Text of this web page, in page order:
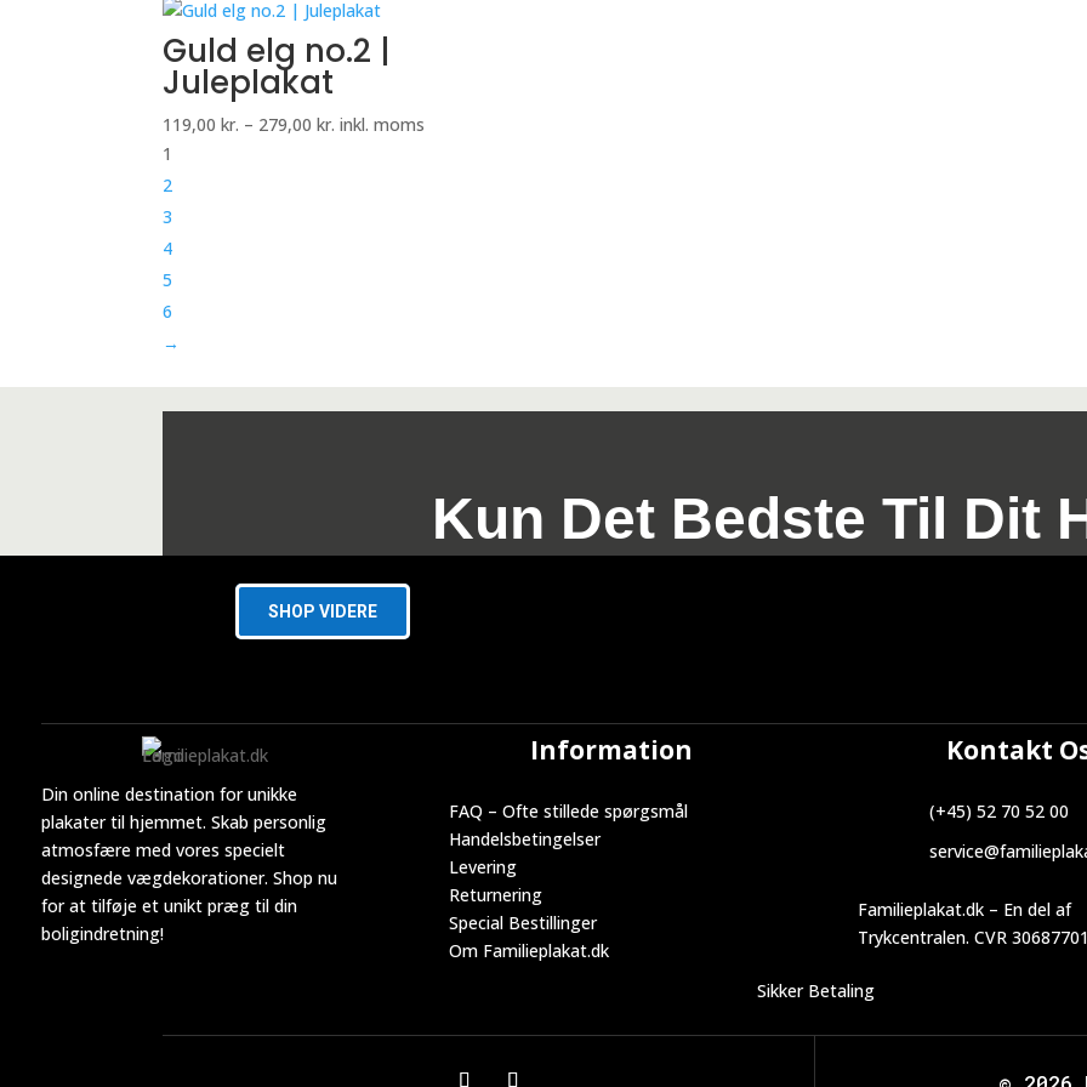
119,00 kr.
279,00 kr.
Guld elg no.2 |
Juleplakat
119,00kr. – 279,00kr. Prisinterval:
inkl. moms
1
2
3
4
5
6
→
Kun Det Bedste Til Dit
SHOP VIDERE
Din online destination for unikke
plakater til hjemmet. Skab personlig
atmosfære med vores specielt
designede vægdekorationer. Shop nu
for at tilføje et unikt præg til din
boligindretning!
Information
FAQ – Ofte stillede spørgsmål
Handelsbetingelser
Levering
Returnering
Special Bestillinger
Om Familieplakat.dk
Kontakt
(+45) 52 70 52 00
Familieplakat.dk – En del af
Trykcentralen. CVR
Sikker Betaling